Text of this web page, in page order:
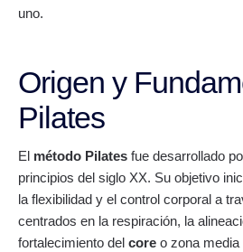
uno.
Origen y
Pilates
El método Pilates fue desarrollado
principios del siglo XX. Su objetivo
la flexibilidad y el control corporal a
centrados en la respiración, la
fortalecimiento del core o zona media